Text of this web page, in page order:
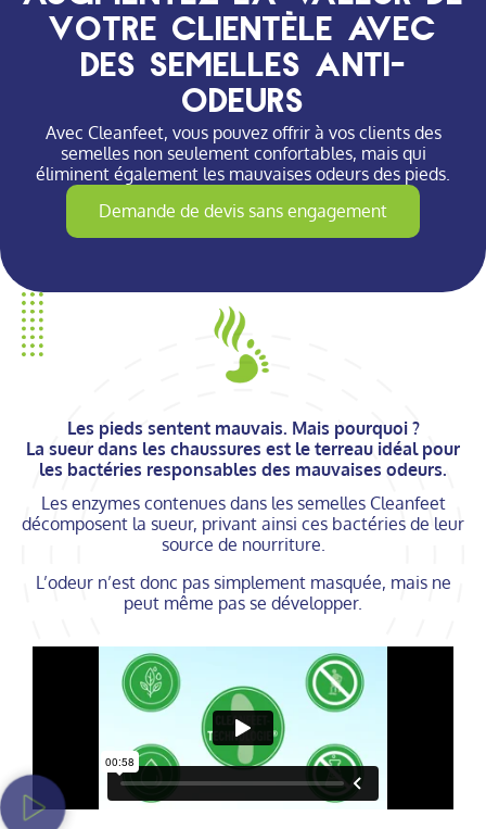
votre clientèle avec
des semelles anti-
odeurs
Avec Cleanfeet, vous pouvez offrir à vos clients des
semelles non seulement confortables, mais qui
éliminent également les mauvaises odeurs des pieds.
Demande de devis sans engagement
Les pieds sentent mauvais. Mais pourquoi ?
La sueur dans les chaussures est le terreau idéal pour
les bactéries responsables des mauvaises odeurs.
Les enzymes contenues dans les semelles Cleanfeet
décomposent la sueur, privant ainsi ces bactéries de leur
source de nourriture.
L’odeur n’est donc pas simplement masquée, mais ne
peut même pas se développer.